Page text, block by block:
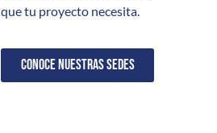
que tu proyecto necesita.
CONOCE NUESTRAS SEDES